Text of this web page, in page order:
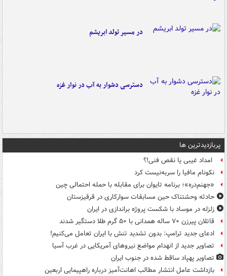
در مسیر تولد ابریشم
دسترسی دشوار به آب در نوار غزه
پربازدیدترین ها
امداد غیبی یا نقص فنی!؟
نکونام مافیا را سربه‌نیست کرد
«جهنم‌دره»؛ برنامه تایوان برای مقابله با حمله احتمالی چین
حادثه وحشتناک حین مسابقات سوارکاری در قرقیزستان
زلزله در موساد با شکست پروژه براندازی در ایران
قاتلان پیرزن ۷۰ ساله همدانی با ۵۰ گرم طلا دستگیر شدند
ادعای جدید ترامپ: بدون تشدید تنش با ایران تعامل می‌کنیم!
تصاویر جدید از انهدام مواضع نیروهای آمریکایی در غرب آسیا
تصاویر پهپاد ساقط شده در جنوب ایران
بازداشت عامل انتشار مطالب اهانت‌آمیز درباره راهپیمایی اربعین